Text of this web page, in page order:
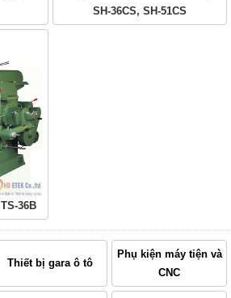
SH-36CS, SH-51CS
36B
Thiết bị gara ô tô
Phụ kiện máy tiện và
CNC